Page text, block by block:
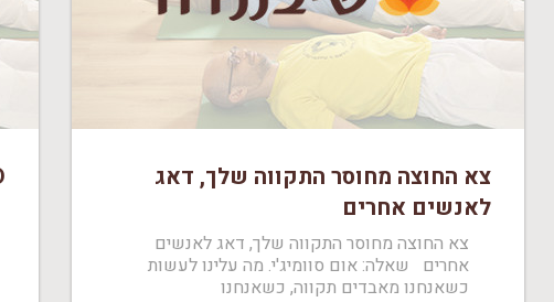
צא החוצה מחוסר התקווה שלך, דאג
לאנשים אחרים
צא החוצה מחוסר התקווה שלך, דאג לאנשים
אחרים שאלה: אום סוומיג'י. מה עלינו לעשות
כשאנחנו מאבדים תקווה, כשאנחנו